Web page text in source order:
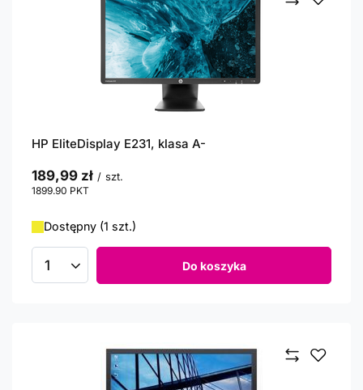
HP EliteDisplay E231, klasa A-
189,99 zł / szt.
1899.90 PKT
Dostępny (1 szt.)
Ilość produktów Do koszyka